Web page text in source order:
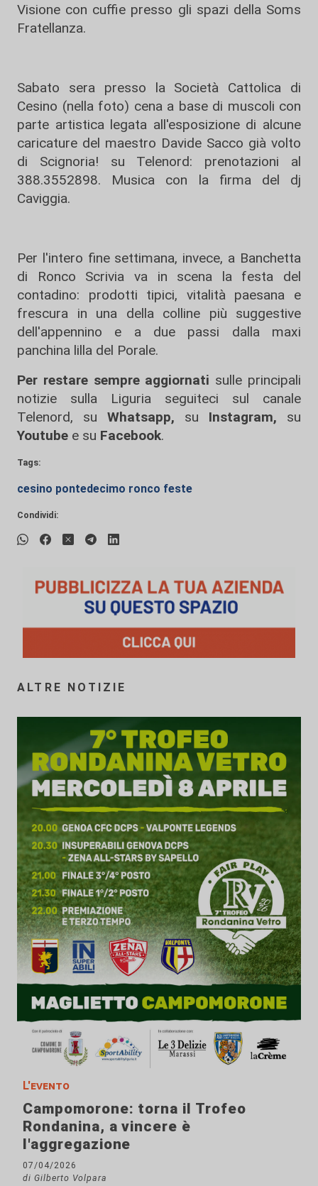
Visione con cuffie presso gli spazi della Soms
Fratellanza.
Sabato sera presso la Società Cattolica di
Cesino (nella foto) cena a base di muscoli con
parte artistica legata all'esposizione di alcune
caricature del maestro Davide Sacco già volto
di Scignoria! su Telenord: prenotazioni al
388.3552898. Musica con la firma del dj
Caviggia.
Per l'intero fine settimana, invece, a Banchetta
di Ronco Scrivia va in scena la festa del
contadino: prodotti tipici, vitalità paesana e
frescura in una della colline più suggestive
dell'appennino e a due passi dalla maxi
panchina lilla del Porale.
Per restare sempre aggiornati sulle principali
notizie sulla Liguria seguiteci sul canale
Telenord, su
Whatsapp, su Instagram, su
Youtube e su Facebook.
Tags:
cesino pontedecimo ronco feste
Condividi:
ALTRE NOTIZIE
L'evento
Campomorone: torna il Trofeo
Rondanina, a vincere è
l'aggregazione
07/04/2026
di Gilberto Volpara